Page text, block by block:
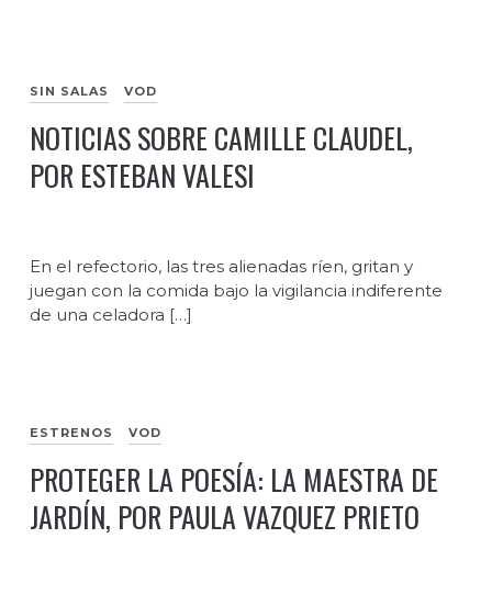
SIN SALAS VOD
NOTICIAS SOBRE CAMILLE CLAUDEL,
POR ESTEBAN VALESI
En el refectorio, las tres alienadas ríen, gritan y
juegan con la comida bajo la vigilancia indiferente
de una celadora […]
ESTRENOS VOD
PROTEGER LA POESÍA: LA MAESTRA DE
JARDÍN, POR PAULA VAZQUEZ PRIETO